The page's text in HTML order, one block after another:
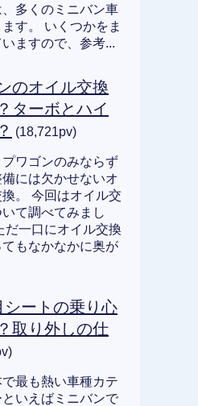
多くのミニバン車
す。 いくつかをま
いますので、参考...
のオイル交換
ターボとハイ
(18,721pv)
プワゴンのみならず
には欠かせないオ
。 今回はオイル交
て調べてみまし
だ一口にオイル交換
てもなかなかに奥が
シートの乗り心
取り外しの仕
最も熱い車種カテ
といえばミニバンで